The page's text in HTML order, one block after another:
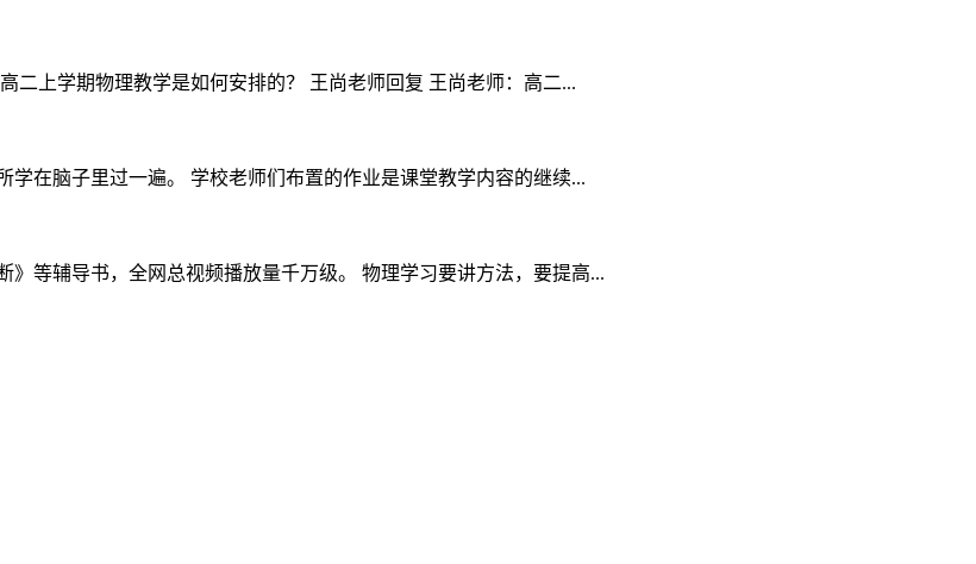
二上学期物理教学是如何安排的？ 王尚老师回复 王尚老师：高二...
在脑子里过一遍。 学校老师们布置的作业是课堂教学内容的继续...
等辅导书，全网总视频播放量千万级。 物理学习要讲方法，要提高...